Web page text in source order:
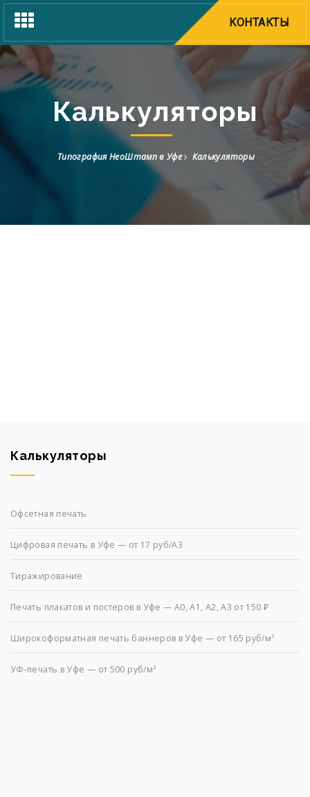
Toggle
navigation
КОНТАКТЫ
Калькуляторы
Типография НеоШтамп в Уфе Калькуляторы
Калькуляторы
Офсетная печать
Цифровая печать в Уфе — от 17 руб/А3
Тиражирование
Печать плакатов и постеров в Уфе — А0, А1, А2, А3 от 150 ₽
Широкоформатная печать баннеров в Уфе — от 165 руб/м²
УФ-печать в Уфе — от 500 руб/м²